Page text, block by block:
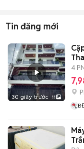
Tin đăng mới
30 giây trước 11
4